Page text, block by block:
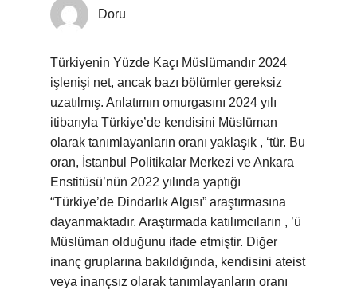
Doru
Türkiyenin Yüzde Kaçı Müslümandır 2024
işlenişi net, ancak bazı bölümler gereksiz
uzatılmış. Anlatımın omurgasını 2024 yılı
itibarıyla Türkiye’de kendisini Müslüman
olarak tanımlayanların oranı yaklaşık , ‘tür. Bu
oran, İstanbul Politikalar Merkezi ve Ankara
Enstitüsü’nün 2022 yılında yaptığı
“Türkiye’de Dindarlık Algısı” araştırmasına
dayanmaktadır. Araştırmada katılımcıların , ’ü
Müslüman olduğunu ifade etmiştir. Diğer
inanç gruplarına bakıldığında, kendisini ateist
veya inançsız olarak tanımlayanların oranı